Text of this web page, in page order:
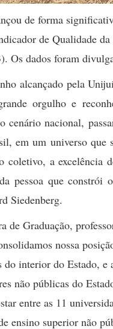
de forma
de Qualidade
Os dados foram
alcançado pela
orgulho e
cenário nacional,
em um universo que
coletivo, a excelência
pessoa que constrói
Siedenberg.
de Graduação,
nossa
do interior do Estado,
não públicas do
entre as 11
ensino superior não